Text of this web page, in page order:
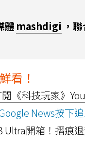
體 mashdigi ，
看！
《科技玩家》
News按下
Ultra開箱！摺痕